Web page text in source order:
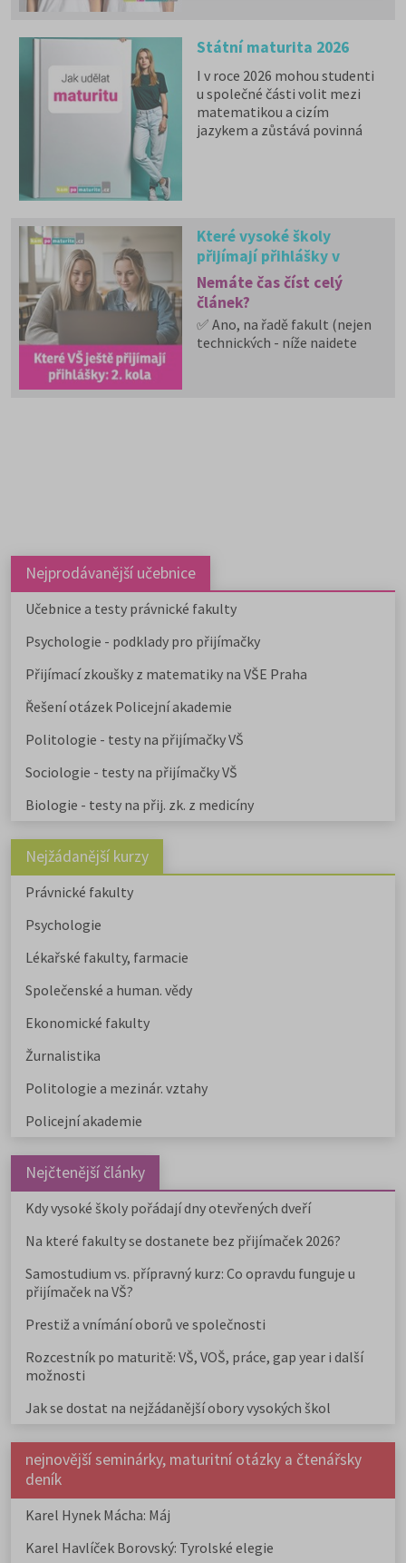
Státní maturita 2026
I v roce 2026 mohou studenti
u společné části volit mezi
matematikou a cizím
jazykem a zůstává povinná
Které vysoké školy
přijímají přihlášky v
dalších měsících: 2. kola
Nemáte čas číst celý
článek?
✅ Ano, na řadě fakult (nejen
technických - níže najdete
možnosti mimo veřejné VŠ.
Nejprodávanější učebnice
Učebnice a testy právnické fakulty
Psychologie - podklady pro přijímačky
Přijímací zkoušky z matematiky na VŠE Praha
Řešení otázek Policejní akademie
Politologie - testy na přijímačky VŠ
Sociologie - testy na přijímačky VŠ
Biologie - testy na přij. zk. z medicíny
Nejžádanější kurzy
Právnické fakulty
Psychologie
Lékařské fakulty, farmacie
Společenské a human. vědy
Ekonomické fakulty
Žurnalistika
Politologie a mezinár. vztahy
Policejní akademie
Nejčtenější články
Kdy vysoké školy pořádají dny otevřených dveří
Na které fakulty se dostanete bez přijímaček 2026?
Samostudium vs. přípravný kurz: Co opravdu funguje u
přijímaček na VŠ?
Prestiž a vnímání oborů ve společnosti
Rozcestník po maturitě: VŠ, VOŠ, práce, gap year i další
možnosti
Jak se dostat na nejžádanější obory vysokých škol
nejnovější seminárky, maturitní otázky a čtenářsky
deník
Karel Hynek Mácha: Máj
Karel Havlíček Borovský: Tyrolské elegie